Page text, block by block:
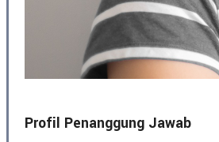
Profil Penanggung Jawab